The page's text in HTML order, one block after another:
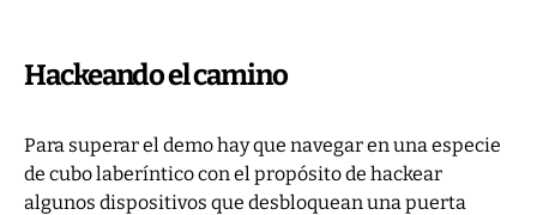
Hackeando el camino
Para superar el demo hay que navegar en una especie
de cubo laberíntico con el propósito de hackear
algunos dispositivos que desbloquean una puerta